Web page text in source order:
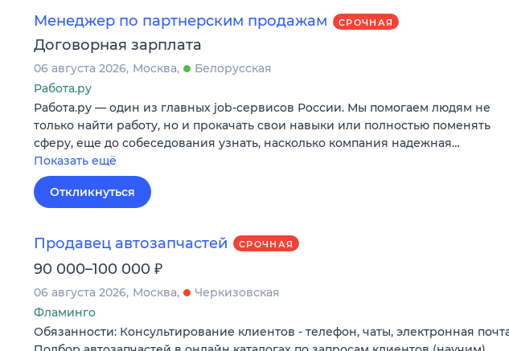
Карьера
Сберегаем вместе
Менеджер по партнерским продажам СРОЧНАЯ
Договорная зарплата
06 августа 2026 Москва
Белорусская
Работа.ру
Работа.ру — один из главных job-сервисов России. Мы помогаем людям не
только найти работу, но и прокачать свои навыки или полностью поменять
сферу, еще до собеседования узнать, насколько компания надежная…
Показать ещё
Откликнуться
Продавец автозапчастей СРОЧНАЯ
90 000–100 000 ₽
06 августа 2026 Москва
Черкизовская
Фламинго
Обязанности: Консультирование клиентов - телефон, чаты, электронная